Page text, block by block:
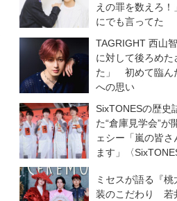
えの罪を数えろ！
にでも言ってた
TAGRIGHT 西山
に対して後ろめた
た」 初めて臨ん
への思い
SixTONESの歴史
た“倉庫見学会”
ェシー「嵐の皆さ
ます」〈
ミセスが語る『桃
装のこだわり 若